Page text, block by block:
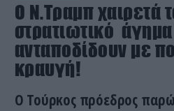
Ο Ν.Τραμπ χαιρετά
στρατιωτικό
ανταποδίδουν με
κραυγή!
Ο Τούρκος πρόεδρος